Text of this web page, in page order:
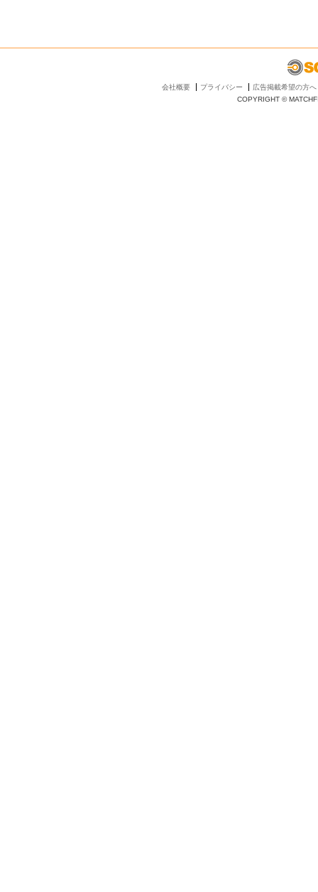
会社概要 プライバシー
広告掲載希望の方へ
COPYRIGHT ©